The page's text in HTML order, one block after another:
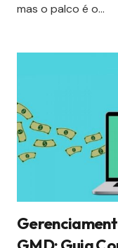
mas o palco é o…